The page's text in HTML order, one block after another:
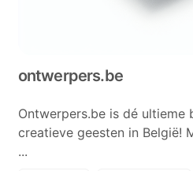
ontwerpers.be
Ontwerpers.be is dé ultieme
creatieve geesten in België!
...